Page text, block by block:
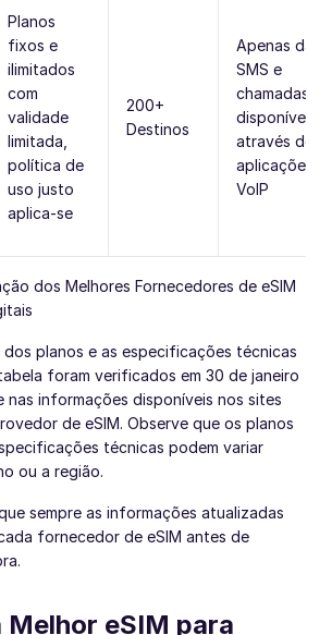
Planos
fixos e
ilimitados
com
validade
limitada,
política de
uso justo
aplica-se
200+
Destinos
Apenas
SMS e
chamadas
disponíveis
através de
aplicações
VoIP
dos Melhores Fornecedores de eSIM
planos e as especificações técnicas
foram verificados em 30 de janeiro
nas informações disponíveis nos sites
de eSIM. Observe que os planos
técnicas podem variar
ou a região.
sempre as informações atualizadas
fornecedor de eSIM antes de
Melhor eSIM para